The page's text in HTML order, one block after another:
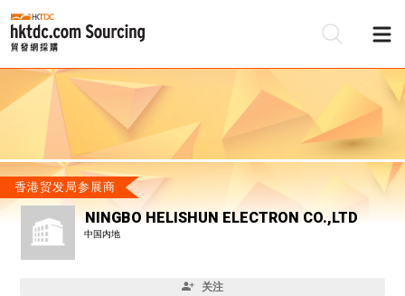
香港贸发局参展商
NINGBO HELISHUN ELECTRON CO.,LTD
中国内地
关注